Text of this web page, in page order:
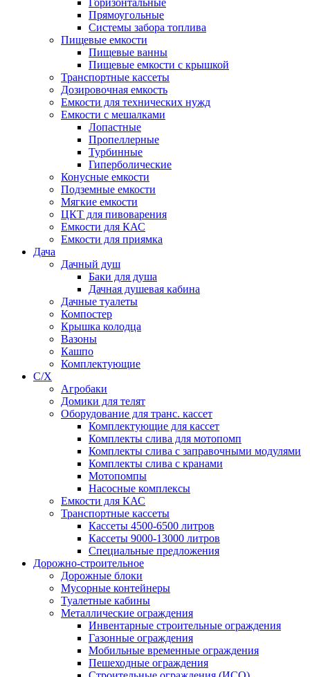
Горизонтальные
Прямоугольные
Системы забора топлива
Пищевые емкости
Пищевые ванны
Пищевые емкости с крышкой
Транспортные кассеты
Дозировочная емкость
Емкости для технических нужд
Емкости с мешалками
Лопастные
Пропеллерные
Турбинные
Гиперболические
Конусные емкости
Подземные емкости
Мягкие емкости
ЦКТ для пивоварения
Емкости для КАС
Емкости для приямка
Дача
Дачный душ
Баки для душа
Дачная душевая кабина
Дачные туалеты
Компостер
Крышка колодца
Вазоны
Кашпо
Комплектующие
С/Х
Агробаки
Домики для телят
Оборудование для транс. кассет
Комплектующие для кассет
Комплекты слива для мотопомп
Комплекты слива с заправочными модулями
Комплекты слива с кранами
Мотопомпы
Насосные комплексы
Емкости для КАС
Транспортные кассеты
Кассеты 4500-6500 литров
Кассеты 9000-13000 литров
Специальные предложения
Дорожно-строительное
Дорожные блоки
Мусорные контейнеры
Туалетные кабины
Металлические ограждения
Инвентарные строительные ограждения
Газонные ограждения
Мобильные временные ограждения
Пешеходные ограждения